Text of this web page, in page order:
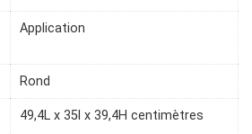
Application
Rond
49,4L x 35l x 39,4H centimètres